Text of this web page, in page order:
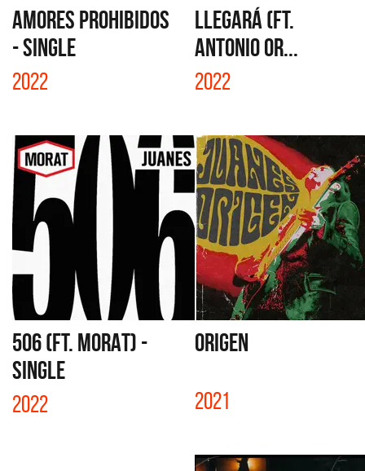
AMORES PROHIBIDOS
- SINGLE
2022
LLEGARÁ (FT.
ANTONIO OR...
2022
506 (FT. MORAT) -
SINGLE
2022
ORIGEN
2021